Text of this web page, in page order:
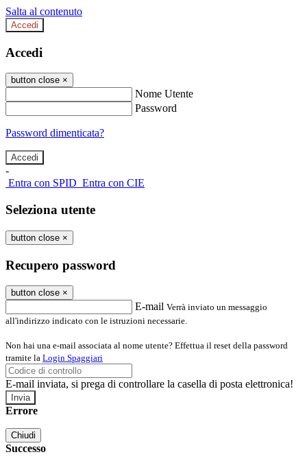
Salta al contenuto
Accedi
Accedi
button close ×
Nome Utente
Password
Password dimenticata?
-
Entra con SPID Entra con CIE
Seleziona utente
button close ×
Recupero password
button close ×
E-mail Verrà inviato un messaggio
all'indirizzo indicato con le istruzioni necessarie.
Non hai una e-mail associata al nome utente? Effettua il reset della password
tramite la Login Spaggiari
E-mail inviata, si prega di controllare la casella di posta elettronica!
Errore
Chiudi
Successo